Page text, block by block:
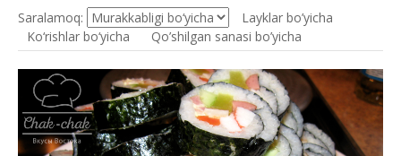
Saralamoq:
Layklar bo’yicha
Ko‘rishlar bo‘yicha
Qo’shilgan sanasi bo’yicha